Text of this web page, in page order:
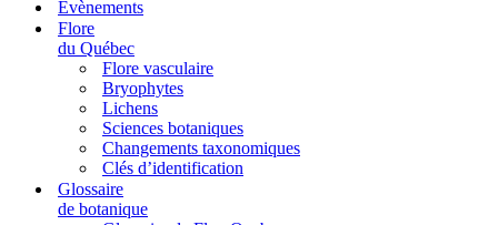
Évènements
Flore
du Québec
Flore vasculaire
Bryophytes
Lichens
Sciences botaniques
Changements taxonomiques
Clés d’identification
Glossaire
de botanique